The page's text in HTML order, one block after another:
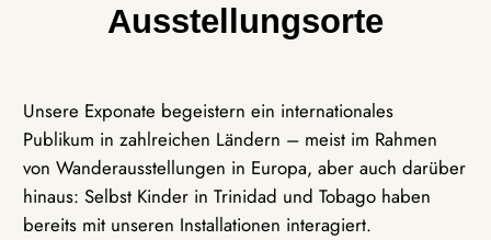
Ausstellungsorte
Unsere Exponate begeistern ein internationales
Publikum in zahlreichen Ländern – meist im Rahmen
von Wanderausstellungen in Europa, aber auch darüber
hinaus: Selbst Kinder in Trinidad und Tobago haben
bereits mit unseren Installationen interagiert.